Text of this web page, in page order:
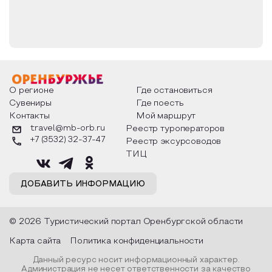
В 1990-х годах началась нормализация
деятельности католической церкви в России. В
1993 году был вновь зарегистрирован
католический приход, в 1994 году здание церкви,
доведённое до катастрофического состояния,
было передано приходу. Масштабные
реставрационные работы продолжались свыше
лет после первого освящения храм Божией
приходе работают священники из ордена
редемптористов.
О регионе
Где остановиться
Сувениры
Где поесть
Контакты
Мой маршрут
ДОБАВИТЬ ИНФОРМАЦИЮ
travel@mb-orb.ru
+7 (3532) 32-37-47
Реестр туроператоров
Реестр эксурсоводов
ТИЦ
© 2026 Туристический портал Оренбургской области
Карта сайта Политика конфиденциальности
Данный ресурс носит информационный характер.
Администрация не несет ответственности за качество